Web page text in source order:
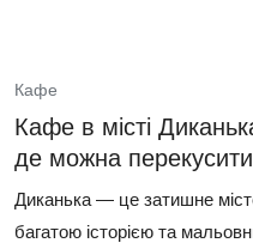
Кафе
Кафе в місті
де можна перекусити
Диканька — це затишне
багатою історією та